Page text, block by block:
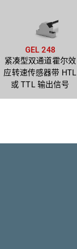
GEL 248
紧凑型双通道霍尔效
应转速传感器带 HTL
或 TTL 输出信号